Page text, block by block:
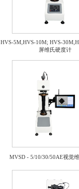
HVS-5M,HVS-10M; HVS-
屏维氏硬度计
MVSD - 5/10/30/50AE视觉